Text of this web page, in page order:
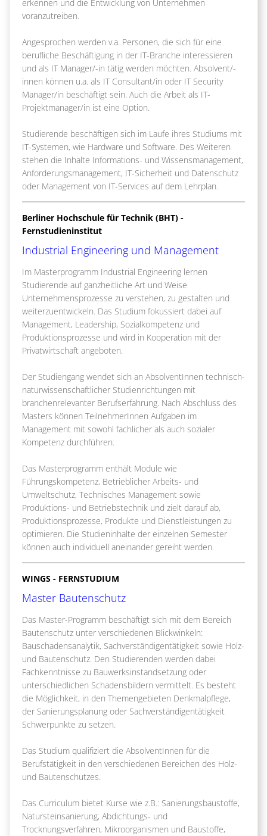
erkennen und die Entwicklung von Unternehmen
voranzutreiben.
Angesprochen werden v.a. Personen, die sich für eine
berufliche Beschäftigung in der IT-Branche interessieren
und als IT Manager/-in tätig werden möchten. Absolvent/-
innen können u.a. als IT Consultant/in oder IT Security
Manager/in beschäftigt sein. Auch die Arbeit als IT-
Projektmanager/in ist eine Option.
Studierende beschäftigen sich im Laufe ihres Studiums mit
IT-Systemen, wie Hardware und Software. Des Weiteren
stehen die Inhalte Informations- und Wissensmanagement,
Anforderungsmanagement, IT-Sicherheit und Datenschutz
oder Management von IT-Services auf dem Lehrplan.
Berliner Hochschule für Technik (BHT) -
Fernstudieninstitut
Industrial Engineering und Management
Im Masterprogramm Industrial Engineering lernen
Studierende auf ganzheitliche Art und Weise
Unternehmensprozesse zu verstehen, zu gestalten und
weiterzuentwickeln. Das Studium fokussiert dabei auf
Management, Leadership, Sozialkompetenz und
Produktionsprozesse und wird in Kooperation mit der
Privatwirtschaft angeboten.
Der Studiengang wendet sich an AbsolventInnen technisch-
naturwissenschaftlicher Studienrichtungen mit
branchenrelevanter Berufserfahrung. Nach Abschluss des
Masters können TeilnehmerInnen Aufgaben im
Management mit sowohl fachlicher als auch sozialer
Kompetenz durchführen.
Das Masterprogramm enthält Module wie
Führungskompetenz, Betrieblicher Arbeits- und
Umweltschutz, Technisches Management sowie
Produktions- und Betriebstechnik und zielt darauf ab,
Produktionsprozesse, Produkte und Dienstleistungen zu
optimieren. Die Studieninhalte der einzelnen Semester
können auch individuell aneinander gereiht werden.
WINGS - FERNSTUDIUM
Master Bautenschutz
Das Master-Programm beschäftigt sich mit dem Bereich
Bautenschutz unter verschiedenen Blickwinkeln:
Bauschadensanalytik, Sachverständigentätigkeit sowie Holz-
und Bautenschutz. Den Studierenden werden dabei
Fachkenntnisse zu Bauwerksinstandsetzung oder
unterschiedlichen Schadensbildern vermittelt. Es besteht
die Möglichkeit, in den Themengebieten Denkmalpflege,
der Sanierungsplanung oder Sachverständigentätigkeit
Schwerpunkte zu setzen.
Das Studium qualifiziert die AbsolventInnen für die
Berufstätigkeit in den verschiedenen Bereichen des Holz-
und Bautenschutzes.
Das Curriculum bietet Kurse wie z.B.: Sanierungsbaustoffe,
Natursteinsanierung, Abdichtungs- und
Trocknungsverfahren, Mikroorganismen und Baustoffe,